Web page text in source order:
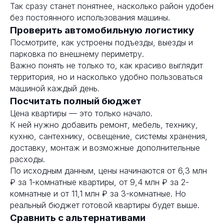
Так сразу станет понятнее, насколько район удобен
без постоянного использования машины.
Проверить автомобильную логистику
Посмотрите, как устроены подъезды, выезды и
парковка по внешнему периметру.
Важно понять не только то, как красиво выглядит
территория, но и насколько удобно пользоваться
машиной каждый день.
Посчитать полный бюджет
Цена квартиры — это только начало.
К ней нужно добавить ремонт, мебель, технику,
кухню, сантехнику, освещение, системы хранения,
доставку, монтаж и возможные дополнительные
расходы.
По исходным данным, цены начинаются от 6,3 млн
₽ за 1-комнатные квартиры, от 9,4 млн ₽ за 2-
комнатные и от 11,1 млн ₽ за 3-комнатные. Но
реальный бюджет готовой квартиры будет выше.
Сравнить с альтернативами